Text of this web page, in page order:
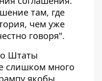
там, где
чем уже
говоря".
Штаты
слишком много
якобы